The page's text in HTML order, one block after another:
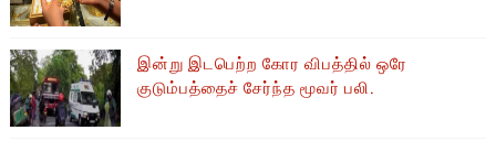
இன்று இடபெற்ற கோர விபத்தில் ஒரே
குடும்பத்தைச் சேர்ந்த மூவர் பலி.